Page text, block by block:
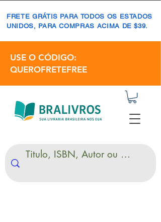
FRETE GRÁTIS PARA TODOS OS ESTADOS
UNIDOS, PARA COMPRAS ACIMA DE $39.
USE O CÓDIGO:
QUEROFRETEFREE